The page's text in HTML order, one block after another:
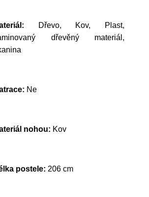
Dřevo, Kov, Plast,
dřevěný materiál,
Ne
nohou: Kov
postele: 206 cm